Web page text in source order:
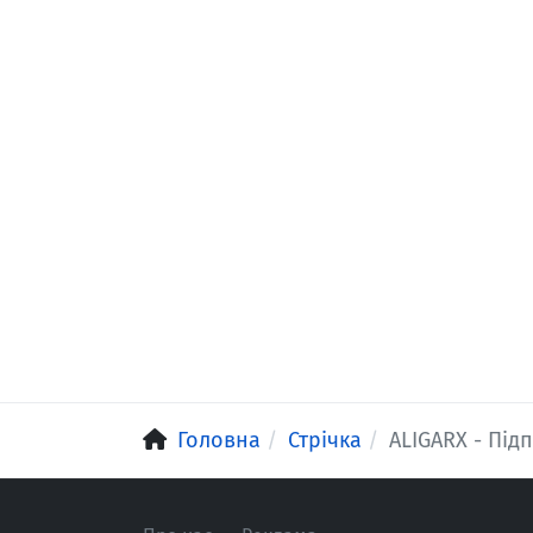
Головна Стрічка ALIGARX -